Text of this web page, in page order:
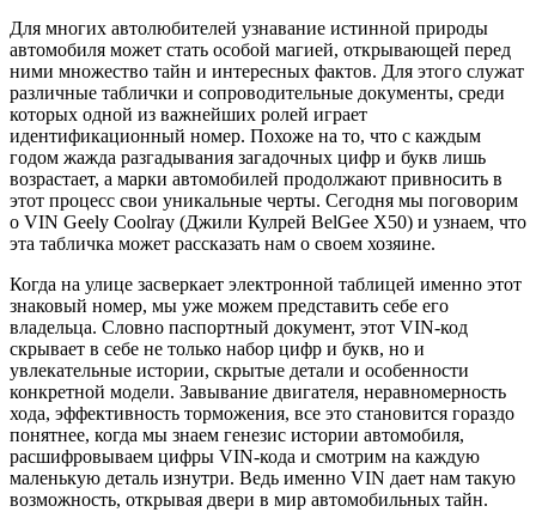
Для многих автолюбителей узнавание истинной природы
автомобиля может стать особой магией, открывающей перед
ними множество тайн и интересных фактов. Для этого служат
различные таблички и сопроводительные документы, среди
которых одной из важнейших ролей играет
идентификационный номер. Похоже на то, что с каждым
годом жажда разгадывания загадочных цифр и букв лишь
возрастает, а марки автомобилей продолжают привносить в
этот процесс свои уникальные черты. Сегодня мы поговорим
о VIN Geely Coolray (Джили Кулрей BelGee X50) и узнаем, что
эта табличка может рассказать нам о своем хозяине.
Когда на улице засверкает электронной таблицей именно этот
знаковый номер, мы уже можем представить себе его
владельца. Словно паспортный документ, этот VIN-код
скрывает в себе не только набор цифр и букв, но и
увлекательные истории, скрытые детали и особенности
конкретной модели. Завывание двигателя, неравномерность
хода, эффективность торможения, все это становится гораздо
понятнее, когда мы знаем генезис истории автомобиля,
расшифровываем цифры VIN-кода и смотрим на каждую
маленькую деталь изнутри. Ведь именно VIN дает нам такую
возможность, открывая двери в мир автомобильных тайн.